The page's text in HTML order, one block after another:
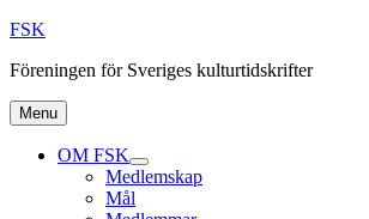
Skip
content
FSK
Föreningen för Sveriges kulturtidskrifter
Menu
OM FSK
expand
child
Medlemskap
Mål